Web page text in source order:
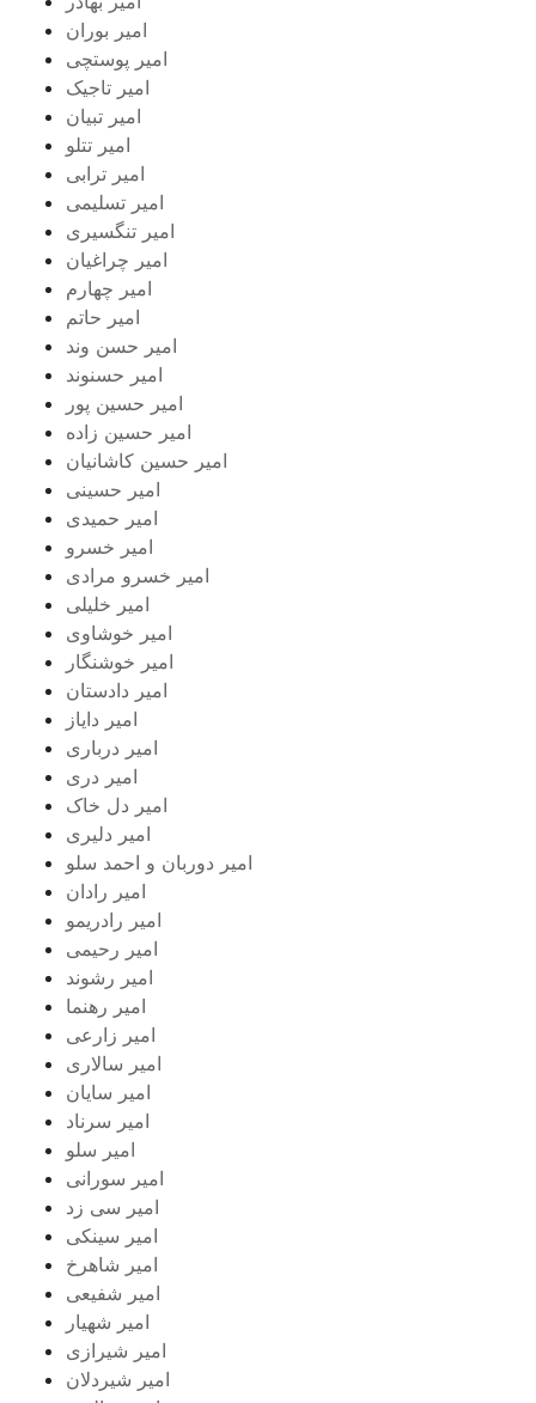
امیر بوران
امیر پوستچی
امیر تاجیک
امیر تبیان
امیر تتلو
امیر ترابی
امیر تسلیمی
امیر تنگسیری
امیر چراغیان
امیر چهارم
امیر حاتم
امیر حسن وند
امیر حسنوند
امیر حسین پور
امیر حسین زاده
امیر حسین کاشانیان
امیر حسینی
امیر حمیدی
امیر خسرو
امیر خسرو مرادی
امیر خلیلی
امیر خوشاوی
امیر خوشنگار
امیر دادستان
امیر دایاز
امیر درباری
امیر دری
امیر دل خاک
امیر دلیری
امیر دوربان و احمد سلو
امیر رادان
امیر رادریمو
امیر رحیمی
امیر رشوند
امیر رهنما
امیر زارعی
امیر سالاری
امیر سایان
امیر سرناد
امیر سلو
امیر سورانی
امیر سی زد
امیر سینکی
امیر شاهرخ
امیر شفیعی
امیر شهیار
امیر شیرازی
امیر شیردلان